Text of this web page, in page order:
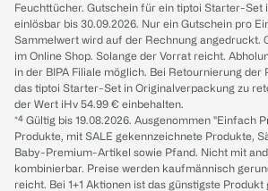
Feuchttücher. Gutschein für ein tiptoi Starter-Set
einlösbar bis 30.09.2026. Nur ein Gutschein pro
Sammelwert wird auf der Rechnung angedruckt.
im Online Shop. Solange der Vorrat reicht.
in der BIPA Filiale möglich. Bei Retournierung der
das tiptoi Starter-Set in Originalverpackung zu
der Wert iHv 54.99 € einbehalten.
*⁴ Gültig bis 19.08.2026. Ausgenommen "Einfach
Produkte, mit SALE gekennzeichnete Produkte,
Baby-Premium-Artikel sowie Pfand. Nicht mit
kombinierbar. Preise werden kaufmännisch
reicht. Bei 1+1 Aktionen ist das günstigste Produkt